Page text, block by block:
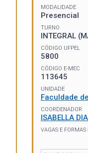
MODALIDADE
Presencial
TURNO
INTEGRAL
CÓDIGO UFPEL
5800
CÓDIGO E-MEC
113645
UNIDADE
Faculdade
COORDENADOR
ISABELLA
VAGAS E